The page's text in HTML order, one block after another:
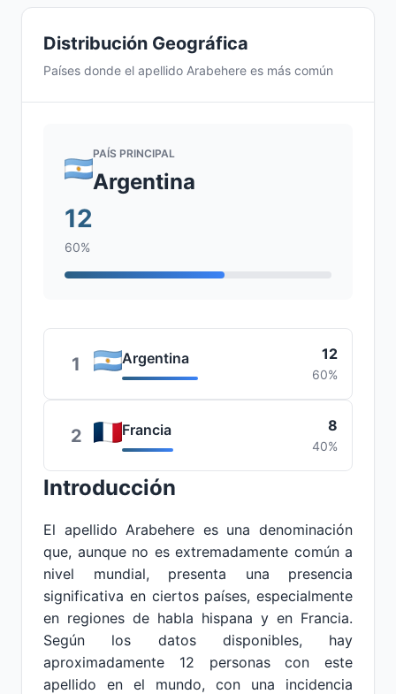
Distribución Geográfica
Países donde el apellido Arabehere es más común
PAÍS PRINCIPAL
Argentina
12
60%
1 Argentina 12
60%
2 Francia 8
40%
Introducción
El apellido Arabehere es una denominación
que, aunque no es extremadamente común a
nivel mundial, presenta una presencia
significativa en ciertos países, especialmente
en regiones de habla hispana y en Francia.
Según los datos disponibles, hay
aproximadamente 12 personas con este
apellido en el mundo, con una incidencia